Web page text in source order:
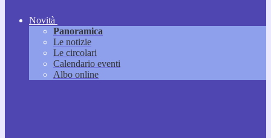
Novità
Panoramica
Le notizie
Le circolari
Calendario eventi
Albo online